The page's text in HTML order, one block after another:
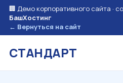
🏢 Демо корпоративного сайта ·
БашХостинг
← Вернуться на сайт
СТАНДАРТ